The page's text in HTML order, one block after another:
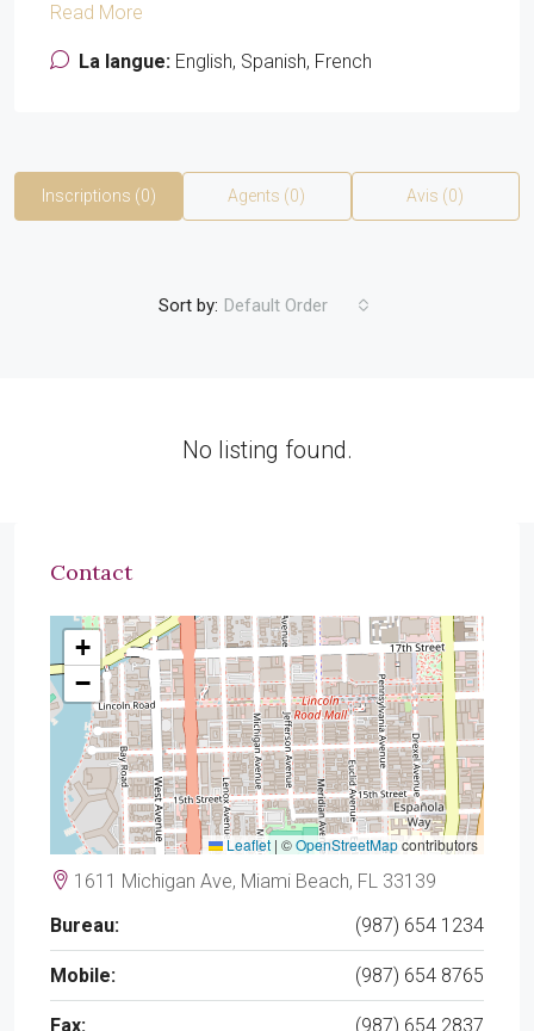
Read More
La langue: English, Spanish, French
Inscriptions (0) Agents (0) Avis (0)
Sort by: Default Order
No listing found.
Contact
+
−
Leaflet | ©OpenStreetMapcontributors
1611 Michigan Ave, Miami Beach, FL 33139
Bureau:
(987) 654 1234
Mobile: (987) 654 8765
Fax: (987) 654 2837